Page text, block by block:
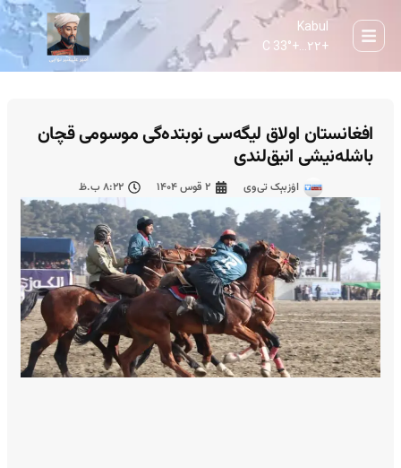
Kabul
+۲۲... +
33° C
افغانستان اولاق لیگه‌سی نوبتده‌گی موسومی قچان
باشله‌نیشی انیق‌لندی
اۉزبېک تی‌وی ۲ قوس ۱۴۰۴ ۸:۲۲ ب.ظ